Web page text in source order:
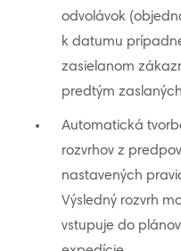
odvolávok
k datumu
zasielanom
predtým
Automatická
rozvrhov z
nastavených
Výsledný rozvrh
vstupuje do